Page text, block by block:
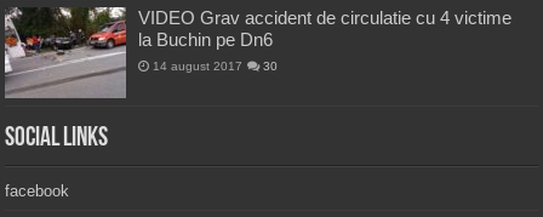
VIDEO Grav accident de circulatie cu 4 victime
la Buchin pe Dn6
14 august 2017 30
Social Links
facebook